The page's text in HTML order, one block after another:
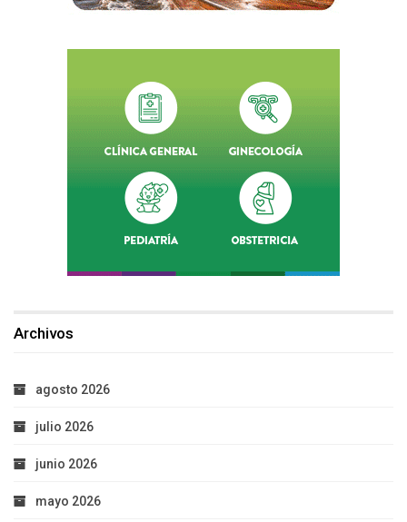
Archivos
agosto 2026
julio 2026
junio 2026
mayo 2026